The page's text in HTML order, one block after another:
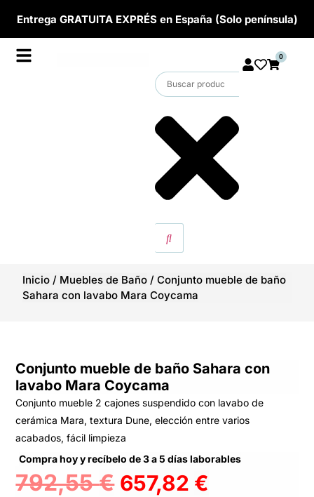
Entrega GRATUITA EXPRÉS en España (Solo península)
0
Inicio / Muebles de Baño /Conjunto mueble de baño
Sahara con lavabo Mara Coycama
Conjunto mueble de baño Sahara con
lavabo Mara Coycama
Conjunto mueble 2 cajones suspendido con lavabo de
cerámica Mara, textura Dune, elección entre varios
acabados, fácil limpieza
Compra hoy y recíbelo de 3 a 5 días laborables
792,55€ 657,82 €